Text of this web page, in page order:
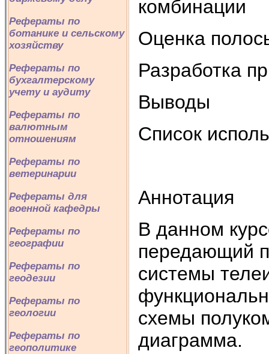
Рефераты по
ботанике и сельскому
хозяйству
Рефераты по
бухгалтерскому
учету и аудиту
Рефераты по
валютным
отношениям
Рефераты по
ветеринарии
Рефераты для
военной кафедры
Рефераты по
географии
Рефераты по
геодезии
Рефераты по
геологии
Рефераты по
геополитике
комбинации
Оценка
Разработка
Выводы
Список
Аннотация
В данном
передающий
системы
схемы
диаграмма.